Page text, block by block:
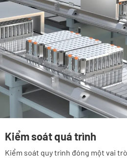
Kiểm soát quá trình
Kiểm soát quy trình đóng một vai